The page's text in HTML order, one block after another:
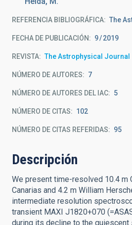
REFERENCIA BIBLIOGRÁFICA The
FECHA DE PUBLICACIÓN: 9 2019
REVISTA The Astrophysical Journal
NÚMERO DE AUTORES 7
NÚMERO DE AUTORES DEL IAC 5
NÚMERO DE CITAS 102
NÚMERO DE CITAS REFERIDAS 95
Descripción
We present time-resolved 10.4 m
Canarias and 4.2 m William
intermediate resolution
transient MAXI J1820+070
during its decline to the quiescent